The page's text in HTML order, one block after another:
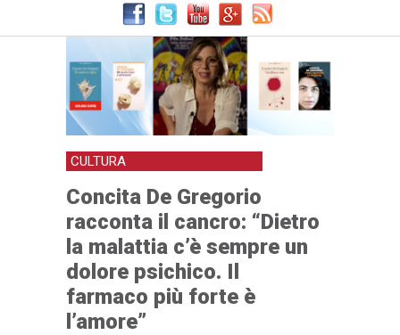
CULTURA
Concita De Gregorio
racconta il cancro: “Dietro
la malattia c’è sempre un
dolore psichico. Il
farmaco più forte è
l’amore”